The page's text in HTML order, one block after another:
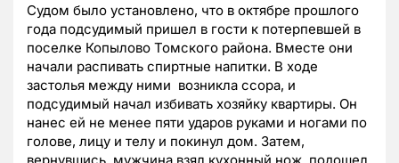
Судом было установлено, что в октябре прошлого
года подсудимый пришел в гости к потерпевшей в
поселке Копылово Томского района. Вместе они
начали распивать спиртные напитки. В ходе
застолья между ними возникла ссора, и
подсудимый начал избивать хозяйку квартиры. Он
нанес ей не менее пяти ударов руками и ногами по
голове, лицу и телу и покинул дом. Затем,